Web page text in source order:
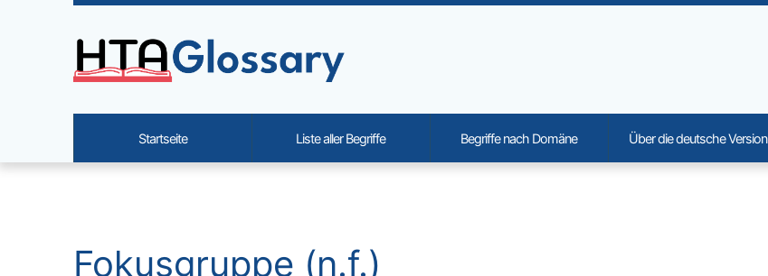
Navigation and related functionality and content
Fokusgruppe (n.f.)
Site identity, navigation, etc.
Startseite Liste aller Begriffe Begriffe nach Domäne Über die deutsche Version